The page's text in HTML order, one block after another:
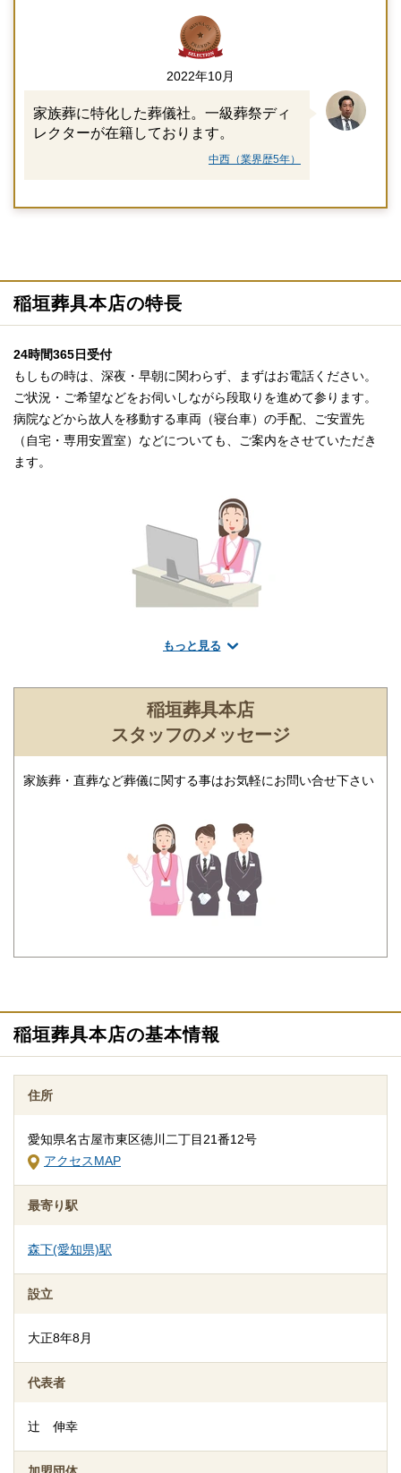
2022年10月
家族葬に特化した葬儀社。一級葬祭ディ
レクターが在籍しております。
中西（業界歴5年）
稲垣葬具本店の特長
もっと見る
24時間365日受付
もしもの時は、深夜・早朝に関わらず、まずはお電話ください。
ご状況・ご希望などをお伺いしながら段取りを進めて参ります。
病院などから故人を移動する車両（寝台車）の手配、ご安置先
（自宅・専用安置室）などについても、ご案内をさせていただき
ます。
ご希望にあわせて葬儀の段取りを進行いたします。火葬場、式
場、霊柩車などの手配をはじめ、必要な葬具（祭壇、棺、ドライ
アイス）などを、ご希望にあわせてご用意いたします。また、市
ば、些細と思われることでも遠慮なくご相談ください。相談によ
りイメージが浮かんで理解が進めば必要・不要の判断もつきやす
くなります。
追加料金の心配がない総額費用を提示します
て、お見積りを作成いたします。葬儀を施行する前に総額費用を
費用の総額にご納得いただいてから施行いたしますのでご安心く
ださい。
稲垣葬具本店
スタッフのメッセージ
家族葬・直葬など葬儀に関する事はお気軽にお問い合せ下さい
稲垣葬具本店の基本情報
住所
愛知県名古屋市東区徳川二丁目21番12号
アクセスMAP
最寄り駅
森下(愛知県)駅
設立
大正8年8月
代表者
辻 伸幸